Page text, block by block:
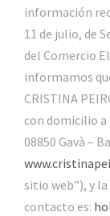
información
11 de julio, de
del Comercio
informamos
CRISTINA
con domicilio a
08850 Gavà –
sitio web”), y
contacto es: